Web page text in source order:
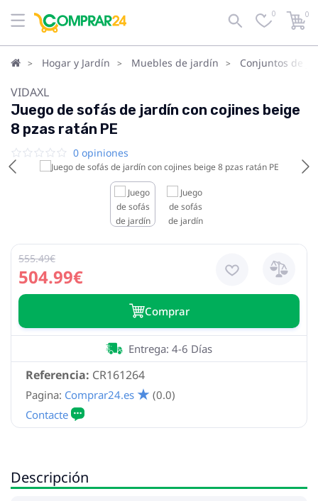
0 0
Hogar y Jardín Muebles de jardín Conjuntos de
VIDAXL
Juego de sofás de jardín con cojines beige
8 pzas ratán PE
0 opiniones
504.99€
555.49€
Сomprar
Referencia: CR161264
Entrega: 4-6 Días
Pagina: Comprar24.es (0.0)
Descripción